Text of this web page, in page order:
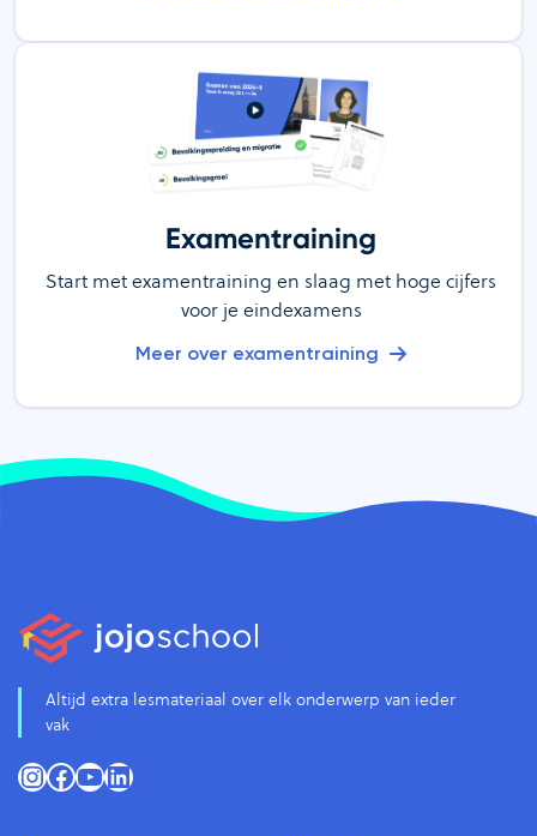
Examentraining
Start met examentraining en slaag met hoge cijfers
voor je eindexamens
Meer over examentraining
Altijd extra lesmateriaal over elk onderwerp van ieder
vak
Instagram
Facebook
YouTube
LinkedIn